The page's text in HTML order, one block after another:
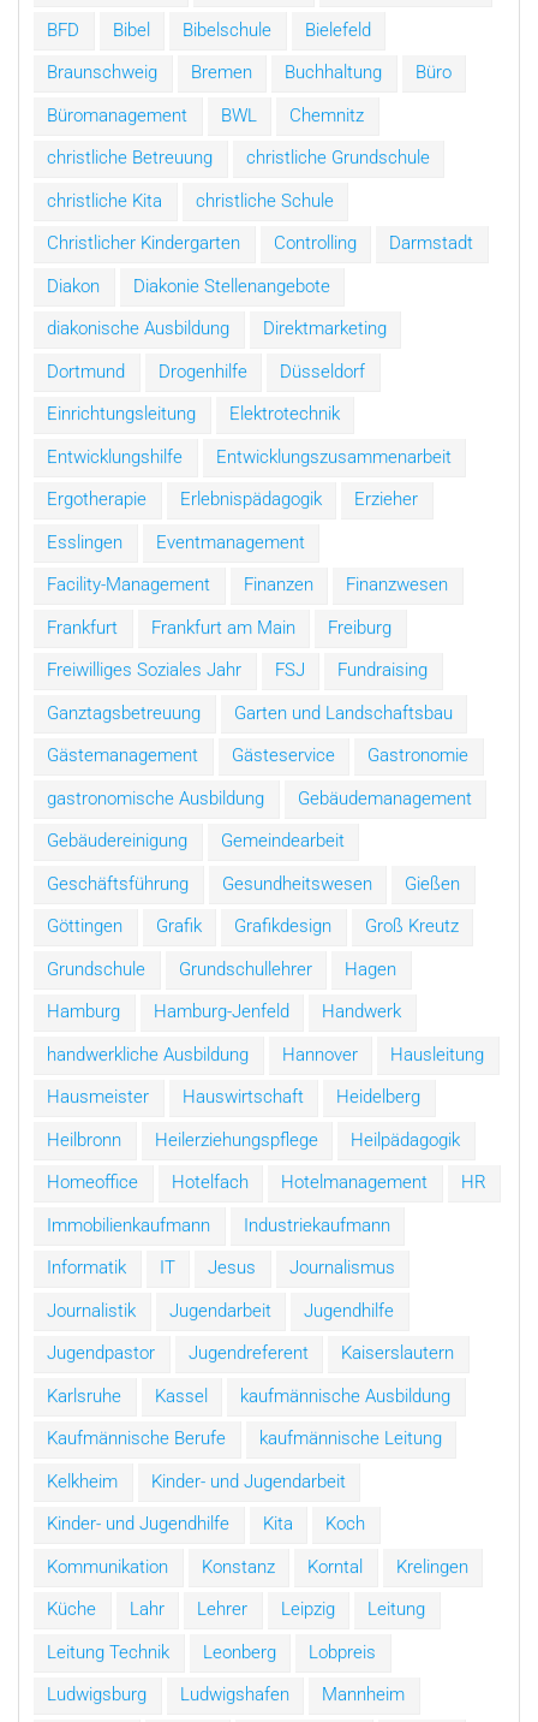
BFD
Bibel Bibelschule
Bielefeld
Braunschweig
Bremen Buchhaltung
Büro
Büromanagement
BWL
Chemnitz
christliche Betreuung
christliche Grundschule
christliche Kita
christliche Schule
Christlicher Kindergarten
Controlling
Darmstadt
Diakon
Diakonie Stellenangebote
diakonische Ausbildung
Direktmarketing
Dortmund
Drogenhilfe
Düsseldorf
Einrichtungsleitung
Elektrotechnik
Entwicklungshilfe
Entwicklungszusammenarbeit
Ergotherapie
Erlebnispädagogik
Erzieher
Esslingen
Eventmanagement
Facility-Management
Finanzen
Finanzwesen
Frankfurt
Frankfurt am Main
Freiburg
Freiwilliges Soziales Jahr
FSJ
Fundraising
Ganztagsbetreuung
Garten und Landschaftsbau
Gästemanagement
Gästeservice
Gastronomie
gastronomische Ausbildung
Gebäudemanagement
Gebäudereinigung
Gemeindearbeit
Geschäftsführung
Gesundheitswesen
Gießen
Göttingen
Grafik Grafikdesign
Groß Kreutz
Grundschule
Grundschullehrer
Hagen
Hamburg
Hamburg-Jenfeld
Handwerk
handwerkliche Ausbildung
Hannover
Hausleitung
Hausmeister
Hauswirtschaft
Heidelberg
Heilbronn
Heilerziehungspflege
Heilpädagogik
Homeoffice
Hotelfach Hotelmanagement
HR
Immobilienkaufmann
Industriekaufmann
Informatik
IT Jesus
Journalismus
Journalistik
Jugendarbeit
Jugendhilfe
Jugendpastor
Jugendreferent
Kaiserslautern
Karlsruhe
Kassel
kaufmännische Ausbildung
Kaufmännische Berufe
kaufmännische Leitung
Kelkheim
Kinder- und Jugendarbeit
Kinder- und Jugendhilfe
Kita
Koch
Kommunikation
Konstanz Korntal
Krelingen
Küche
Lahr Lehrer Leipzig
Leitung
Leitung Technik
Leonberg
Lobpreis
Ludwigsburg
Ludwigshafen Mannheim